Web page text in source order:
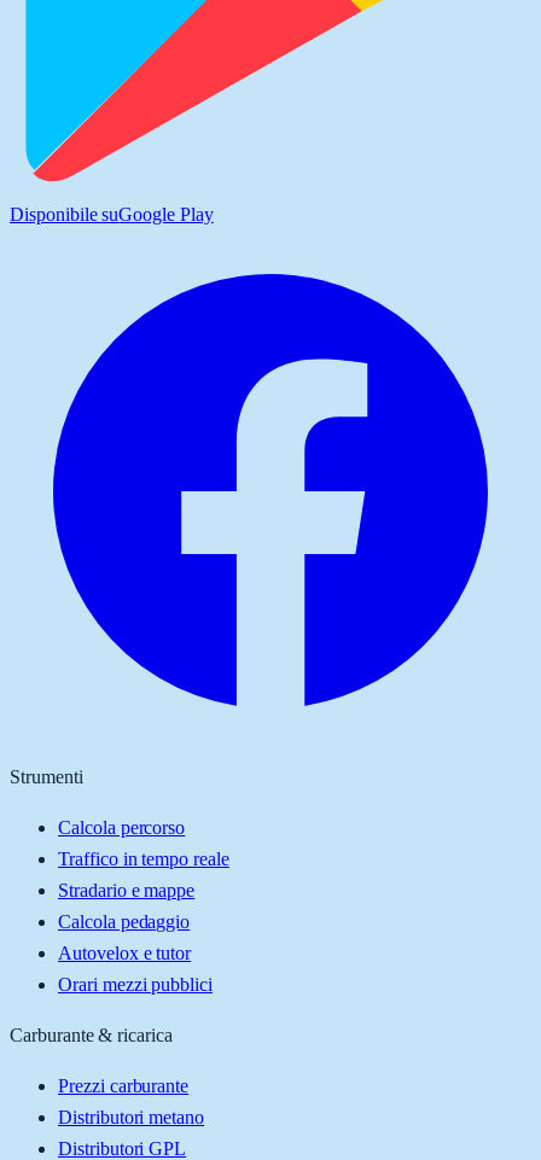
Disponibile suGoogle Play
Strumenti
Calcola percorso
Traffico in tempo reale
Stradario e mappe
Calcola pedaggio
Autovelox e tutor
Orari mezzi pubblici
Carburante & ricarica
Prezzi carburante
Distributori metano
Distributori GPL